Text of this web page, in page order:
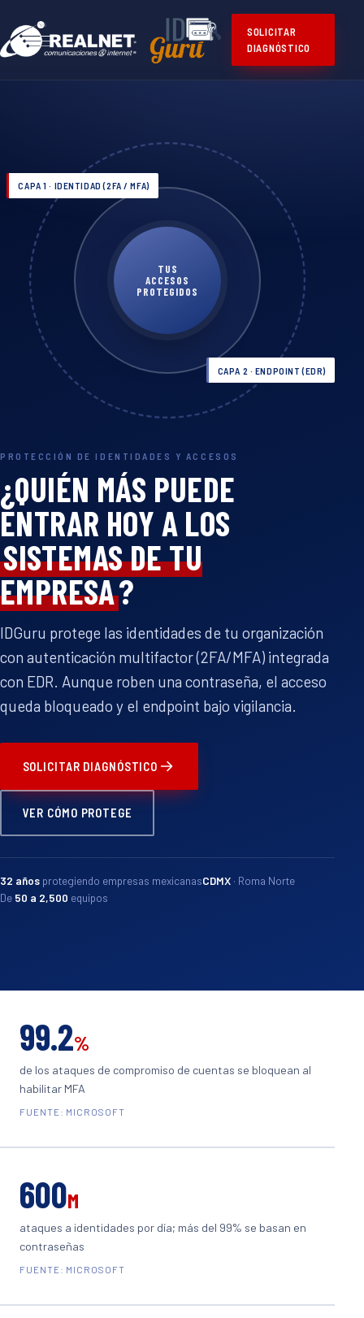
SOLICITAR
DIAGNÓSTICO
PROTECCIÓN DE IDENTIDADES Y ACCESOS
¿QUIÉN MÁS PUEDE
ENTRAR HOY A LOS
SISTEMAS DE TU
EMPRESA?
IDGuru protege las identidades de tu organización
con autenticación multifactor (2FA/MFA) integrada
con EDR. Aunque roben una contraseña, el acceso
queda bloqueado y el endpoint bajo vigilancia.
SOLICITAR DIAGNÓSTICO
VER CÓMO PROTEGE
32 años protegiendo empresas mexicanasCDMX · Roma Norte
De 50 a 2,500 equipos
TUS
ACCESOS
PROTEGIDOS
CAPA 1 · IDENTIDAD (2FA / MFA)
CAPA 2 · ENDPOINT (EDR)
99.2%
de los ataques de compromiso de cuentas se bloquean al
habilitar MFA
FUENTE: MICROSOFT
600M
ataques a identidades por día; más del 99% se basan en
contraseñas
FUENTE: MICROSOFT